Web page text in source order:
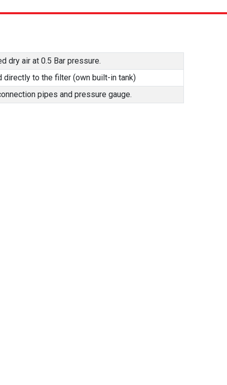
dry air at 0.5 Bar pressure.
directly to the filter (own built-in tank)
pipes and pressure gauge.